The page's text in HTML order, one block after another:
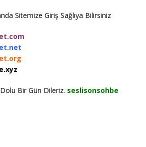
Sitemize Giriş Sağlıya Bilirsiniz
Bir Gün Dileriz. seslisonsohbe